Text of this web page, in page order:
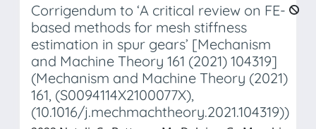
Corrigendum to ‘A critical review on FE-
based methods for mesh stiffness
estimation in spur gears’ [Mechanism
and Machine Theory 161 (2021) 104319]
(Mechanism and Machine Theory (2021)
161, (S0094114X2100077X),
(10.1016/j.mechmachtheory.2021.104319))